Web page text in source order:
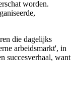
worden.
die dagelijks
arbeidsmarkt', in
succesverhaal, want